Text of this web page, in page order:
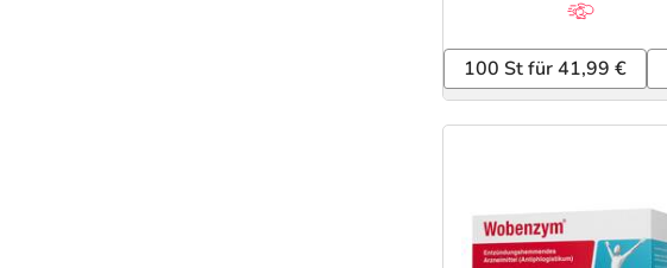
100 St für 41,99 €